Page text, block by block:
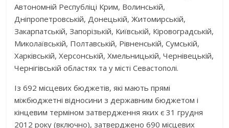
Автономній Республіці Крим, Волинській,
Дніпропетровській, Донецькій, Житомирській,
Закарпатській, Запорізькій, Київській, Кіровоградській,
Миколаївській, Полтавській, Рівненській, Сумській,
Харківській, Херсонській, Хмельницькій, Чернівецькій,
Чернігівській областях та у місті Севастополі.
Із 692 місцевих бюджетів, які мають прямі
міжбюджетні відносини з державним бюджетом і
кінцевим терміном затвердження яких є 31 грудня
2012 року (включно), затверджено 690 місцевих